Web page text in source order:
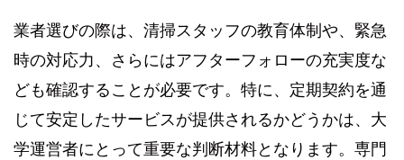
業者選びの際は、清掃スタッフの教育体制や、緊急
時の対応力、さらにはアフターフォローの充実度な
ども確認することが必要です。特に、定期契約を通
じて安定したサービスが提供されるかどうかは、大
学運営者にとって重要な判断材料となります。専門